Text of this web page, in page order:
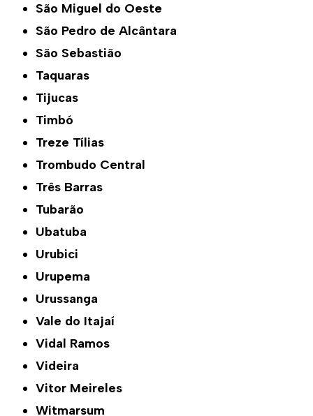
São Miguel do Oeste
São Pedro de Alcântara
São Sebastião
Taquaras
Tijucas
Timbó
Treze Tílias
Trombudo Central
Três Barras
Tubarão
Ubatuba
Urubici
Urupema
Urussanga
Vale do Itajaí
Vidal Ramos
Videira
Vitor Meireles
Witmarsum